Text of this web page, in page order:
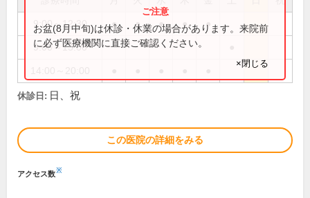
9:00～12:30 ● ● ● ● ●
9:00～13:00
お盆(8月中旬)は休診・休業の場合があります。来院前
に必ず医療機関に直接ご確認ください。
×閉じる
休診日: 日、祝
この医院の詳細をみる
アクセス数※